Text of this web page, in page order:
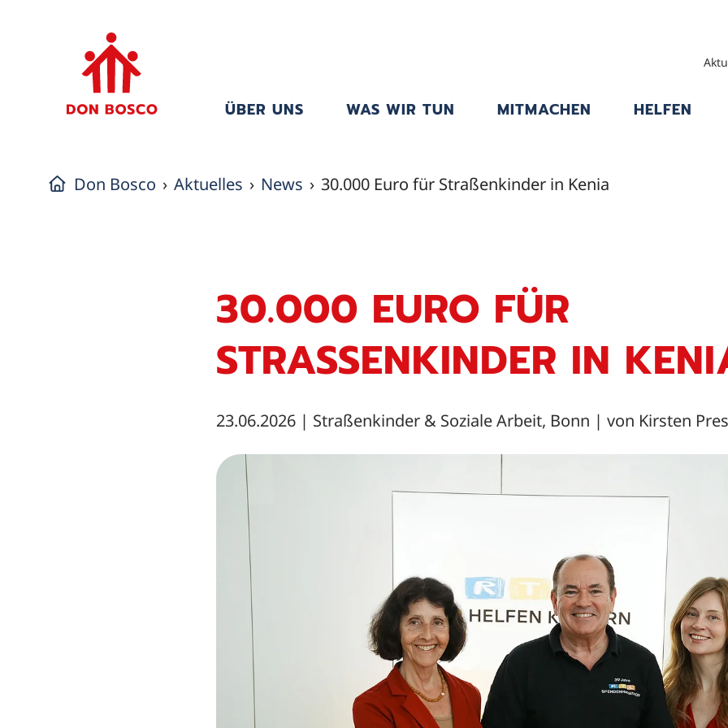
ÜBER UNS WAS WIR TUN MITMACHEN HELFEN
Don Bosco Aktuelles News 30.000 Euro für Straßenkinder in Kenia
30.000 EURO FÜR
STRASSENKINDER IN KENIA
23.06.2026 | Straßenkinder & Soziale Arbeit, Bonn | von Kirsten